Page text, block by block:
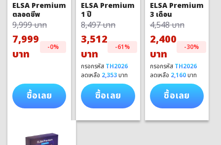
ELSA Premium
ตลอดชีพ
9,999 บาท
7,999
บาท
-0%
ซื้อเลย
ELSA Premium
1 ปี
8,497 บาท
3,512
บาท
-61%
กรอกรหัส TH2026
ลดเหลือ 2,353บาท
ซื้อเลย
ELSA Premium
3 เดือน
4,548 บาท
2,400
บาท
-30%
กรอกรหัส TH2026
ลดเหลือ 2,160บาท
ซื้อเลย